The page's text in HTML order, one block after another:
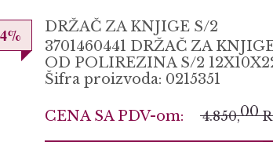
DRŽAČ ZA KNJIGE S/2
3701460441 DRŽAČ ZA
OD POLIREZINA S/2
Šifra proizvoda: 0215351
CENA SA PDV-om: 4.850,00